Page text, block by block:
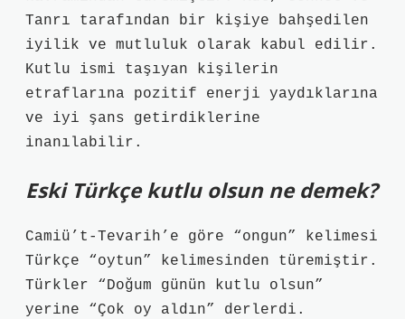
Tanrı tarafından bir kişiye bahşedilen
iyilik ve mutluluk olarak kabul edilir.
Kutlu ismi taşıyan kişilerin
etraflarına pozitif enerji yaydıklarına
ve iyi şans getirdiklerine
inanılabilir.
Eski Türkçe kutlu olsun ne demek?
Camiü’t-Tevarih’e göre “ongun” kelimesi
Türkçe “oytun” kelimesinden türemiştir.
Türkler “Doğum günün kutlu olsun”
yerine “Çok oy aldın” derlerdi.